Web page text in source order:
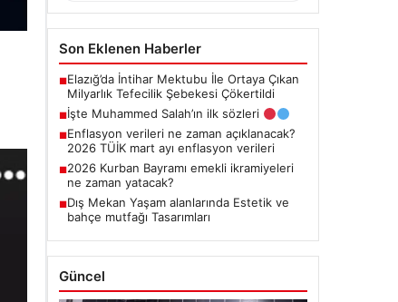
Son Eklenen Haberler
■Elazığ’da İntihar Mektubu İle Ortaya Çıkan
Milyarlık Tefecilik Şebekesi Çökertildi
■İşte Muhammed Salah’ın ilk sözleri
■Enflasyon verileri ne zaman açıklanacak?
2026 TÜİK mart ayı enflasyon verileri
■2026 Kurban Bayramı emekli ikramiyeleri
ne zaman yatacak?
■Dış Mekan Yaşam alanlarında Estetik ve
bahçe mutfağı Tasarımları
Güncel